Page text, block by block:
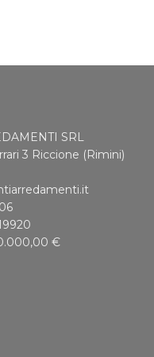
SRL
3 Riccione (Rimini)
€